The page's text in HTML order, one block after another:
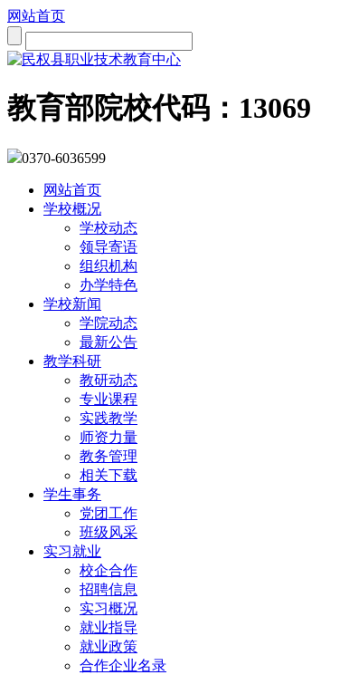
网站首页
教育部院校代码：13069
0370-6036599
网站首页
学校概况
学校动态
领导寄语
组织机构
办学特色
学校新闻
学院动态
最新公告
教学科研
教研动态
专业课程
实践教学
师资力量
教务管理
相关下载
学生事务
党团工作
班级风采
实习就业
校企合作
招聘信息
实习概况
就业指导
就业政策
合作企业名录